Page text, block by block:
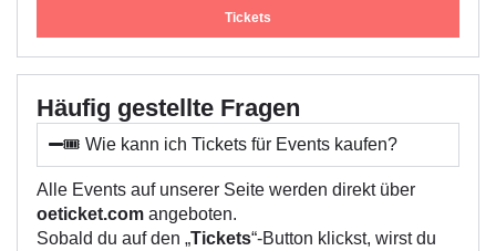
Tickets
Häufig gestellte Fragen
🎟️ Wie kann ich Tickets für Events kaufen?
Alle Events auf unserer Seite werden direkt über
oeticket.com angeboten.
Sobald du auf den „Tickets“-Button klickst, wirst du